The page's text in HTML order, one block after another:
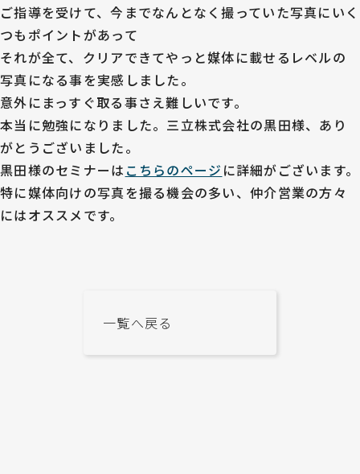
ご指導を受けて、今までなんとなく撮っていた写真にいく
つもポイントがあって
それが全て、クリアできてやっと媒体に載せるレベルの
写真になる事を実感しました。
意外にまっすぐ取る事さえ難しいです。
本当に勉強になりました。三立株式会社の黒田様、あり
がとうございました。
黒田様のセミナーは こちらのページ に詳細がございます。
特に媒体向けの写真を撮る機会の多い、仲介営業の方々
にはオススメです。
一覧へ戻る